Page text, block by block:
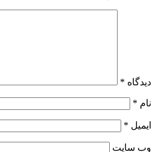
دیدگاه *
نام *
ایمیل *
وب‌ سایت